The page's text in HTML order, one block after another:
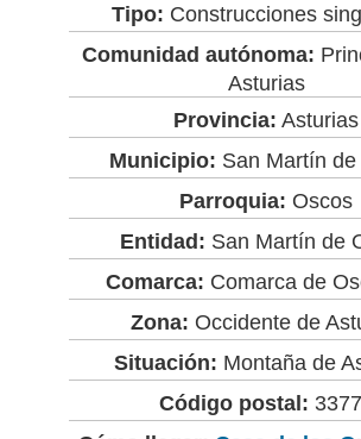
Tipo: Construcciones
Comunidad autónoma:
Asturias
Provincia: Asturias
Municipio: San Martín
Parroquia: Oscos
Entidad: San Martín de
Comarca: Comarca de
Zona: Occidente de
Situación: Montaña de
Código postal: